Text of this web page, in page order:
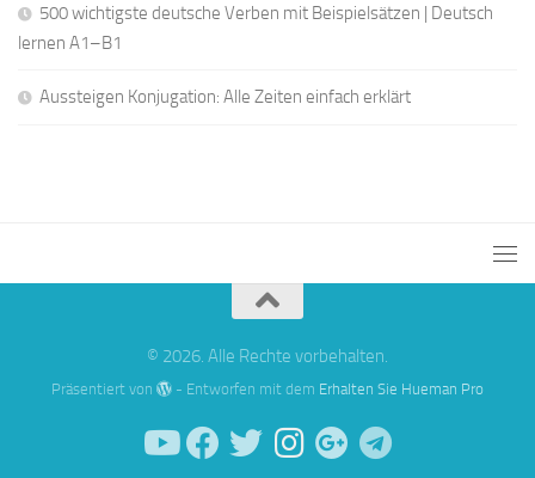
500 wichtigste deutsche Verben mit Beispielsätzen | Deutsch
lernen A1–B1
Aussteigen Konjugation: Alle Zeiten einfach erklärt
© 2026. Alle Rechte vorbehalten.
Präsentiert von - Entworfen mit dem Erhalten Sie Hueman Pro